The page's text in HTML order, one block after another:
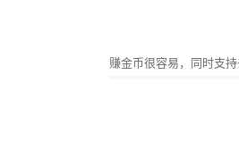
赚金币很容易，同时支